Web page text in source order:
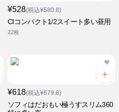
¥528(税込¥580.8)
CIコンパクト1/2スイート多い昼用
22枚
¥618(税込¥679.8)
ソフィはだおもい極うすスリム360